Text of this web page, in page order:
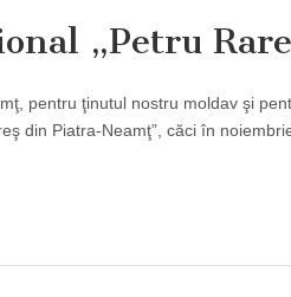
„Petru
pentru ţinutul nostru moldav şi
din Piatra-Neamţ”, căci în